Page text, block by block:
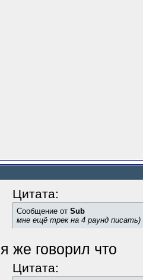
Цитата:
Сообщение от Sub
мне ещё трек на 4 раунд писать)
я же говорил что
Цитата: